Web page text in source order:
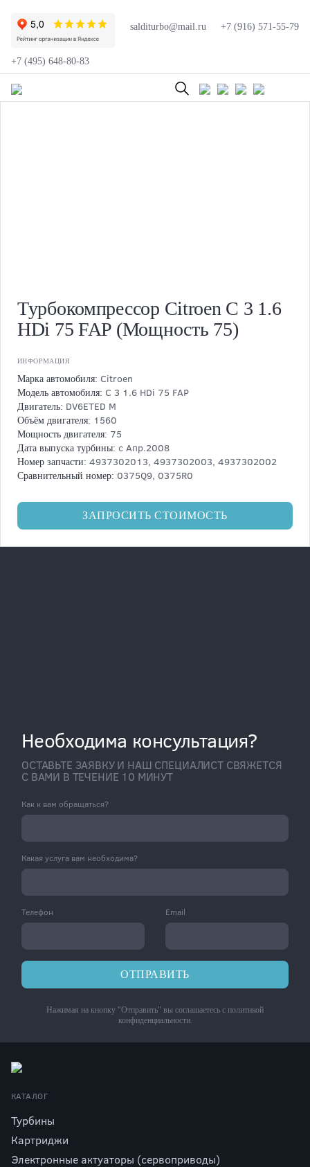
salditurbo@mail.ru +7 (916) 571-55-79
+7 (495) 648-80-83
Турбокомпрессор Citroen C 3 1.6
HDi 75 FAP (Мощность 75)
ИНФОРМАЦИЯ
Марка автомобиля: Citroen
Модель автомобиля: C 3 1.6 HDi 75 FAP
Двигатель: DV6ETED M
Объём двигателя: 1560
Мощность двигателя: 75
Дата выпуска турбины: с Апр.2008
Номер запчасти: 4937302013, 4937302003, 4937302002
Сравнительный номер: 0375Q9, 0375R0
ЗАПРОСИТЬ СТОИМОСТЬ
Необходима консультация?
ОСТАВЬТЕ ЗАЯВКУ И НАШ СПЕЦИАЛИСТ СВЯЖЕТСЯ
С ВАМИ В ТЕЧЕНИЕ 10 МИНУТ
Как к вам обращаться?
Какая услуга вам необходима?
Телефон Email
ОТПРАВИТЬ
Нажимая на кнопку "Отправить" вы соглашаетесь с политикой
конфиденциальности.
КАТАЛОГ
Турбины
Картриджи
Электронные актуаторы (сервоприводы)